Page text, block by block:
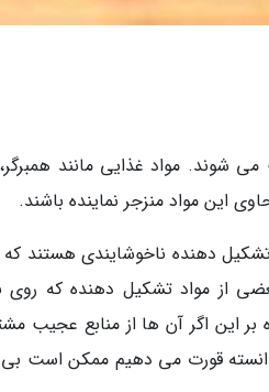
می شوند. مواد غذایی مانند
این مواد منزجر نماینده باشند.
دهنده ناخوشایندی هستند
مواد تشکیل دهنده که روی
این اگر آن ها از منابع عجیب
قورت می دهیم ممکن است بی